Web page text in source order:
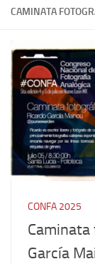
CAMINATA
CONFA 2025
García